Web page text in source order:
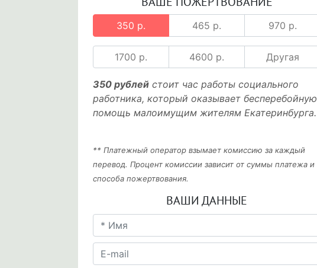
350 р. 465 р. 970 р.
1700 р. 4600 р. Другая
350 рублей стоит час работы социального
работника, который оказывает бесперебойную
помощь малоимущим жителям Екатеринбурга.
** Платежный оператор взымает комиссию за каждый
перевод. Процент комиссии зависит от суммы платежа и
способа пожертвования.
ВАШИ ДАННЫЕ